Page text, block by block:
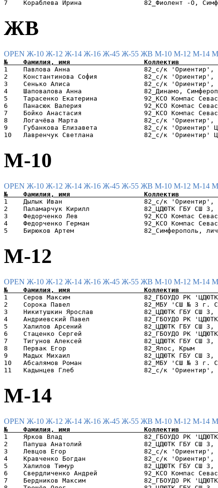
ЖВ
OPEN Ж-10 Ж-12 Ж-14 Ж-16 Ж-45 Ж-55 ЖВ М-10 М-12 М-14
1    Павлова Анна                   82_с/к
2    Константинова София            82_с/к
3    Сенько Алиса                   82_с/к
4    Шаповалова Анна                82_Динамо,
5    Тарасенко Екатерина            92_КСО
6    Панасюк Валерия                92_КСО
7    Бойко Анастасия                92_КСО
8    Логачёва Марта                 82_с/к
9    Губанкова Елизавета            82_с/к
М-10
OPEN Ж-10 Ж-12 Ж-14 Ж-16 Ж-45 Ж-55 ЖВ М-10 М-12 М-14
1    Дылык Иван                     82_с/к
2    Паламарчук Кирилл              82_ЦДЮТК
3    Федорченко Лев                 92_КСО
4    Федорченко Герман              92_КСО
М-12
OPEN Ж-10 Ж-12 Ж-14 Ж-16 Ж-45 Ж-55 ЖВ М-10 М-12 М-14
1    Серов Максим                   82_ГБОУДО РК
2    Сорока Павел                   82_МБУ 'СШ №
3    Никитушкин Ярослав             82_ЦДЮТК
4    Андриевский Павел              82_ГБОУДО
5    Халилов Арсений                82_ЦДЮТК
6    Стаценко Сергей                82_ГБОУДО
7    Тигунов Алексей                82_ЦДЮТК
8    Первак Егор                    82_Ялос,
9    Мадых Михаил                   82_ЦДЮТК ГБУ
10   Абсалямов Роман                82_МБУ 'СШ №
М-14
OPEN Ж-10 Ж-12 Ж-14 Ж-16 Ж-45 Ж-55 ЖВ М-10 М-12 М-14
1    Ярков Влад                     82_ГБОУДО РК
2    Папуша Анатолий                82_ЦДЮТК
3    Левцов Егор                    82_с/к
4    Кравченко Богдан               82_с/к
5    Халилов Тимур                  82_ЦДЮТК ГБУ
6    Свердличенко Андрей            92_КСО
7    Бердников Максим               82_ГБОУДО